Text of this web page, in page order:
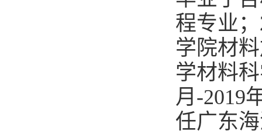
程专业
学院材
学材料
月-2019
任广东